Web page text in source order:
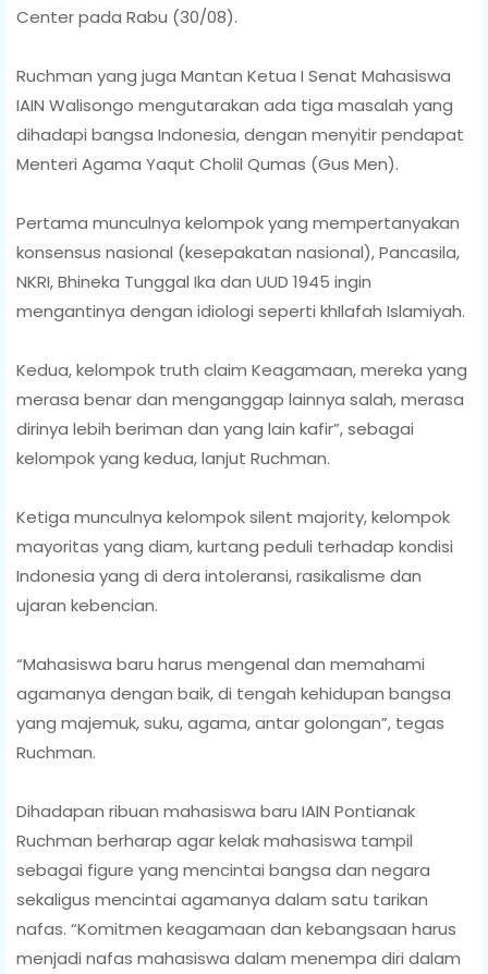
Center pada Rabu (30/08).
Ruchman yang juga Mantan Ketua I Senat Mahasiswa
IAIN Walisongo mengutarakan ada tiga masalah yang
dihadapi bangsa Indonesia, dengan menyitir pendapat
Menteri Agama Yaqut Cholil Qumas (Gus Men).
Pertama munculnya kelompok yang mempertanyakan
konsensus nasional (kesepakatan nasional), Pancasila,
NKRI, Bhineka Tunggal Ika dan UUD 1945 ingin
mengantinya dengan idiologi seperti khIlafah Islamiyah.
Kedua, kelompok truth claim Keagamaan, mereka yang
merasa benar dan menganggap lainnya salah, merasa
dirinya lebih beriman dan yang lain kafir”, sebagai
kelompok yang kedua, lanjut Ruchman.
Ketiga munculnya kelompok silent majority, kelompok
mayoritas yang diam, kurtang peduli terhadap kondisi
Indonesia yang di dera intoleransi, rasikalisme dan
ujaran kebencian.
“Mahasiswa baru harus mengenal dan memahami
agamanya dengan baik, di tengah kehidupan bangsa
yang majemuk, suku, agama, antar golongan”, tegas
Ruchman.
Dihadapan ribuan mahasiswa baru IAIN Pontianak
Ruchman berharap agar kelak mahasiswa tampil
sebagai figure yang mencintai bangsa dan negara
sekaligus mencintai agamanya dalam satu tarikan
nafas. “Komitmen keagamaan dan kebangsaan harus
menjadi nafas mahasiswa dalam menempa diri dalam